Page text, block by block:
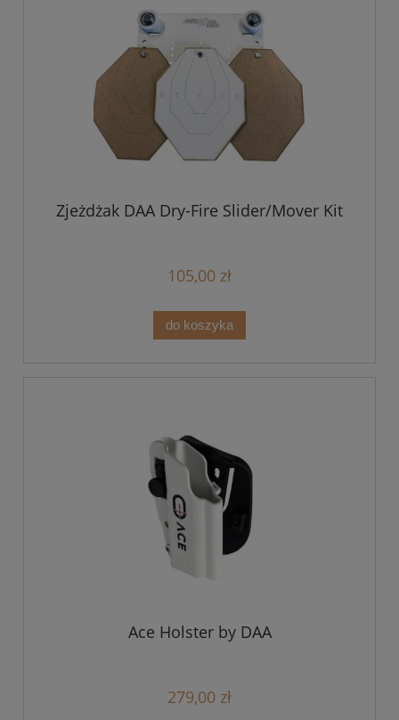
Zjeżdżak DAA Dry-Fire Slider/Mover Kit
105,00 zł
do koszyka
Ace Holster by DAA
279,00 zł